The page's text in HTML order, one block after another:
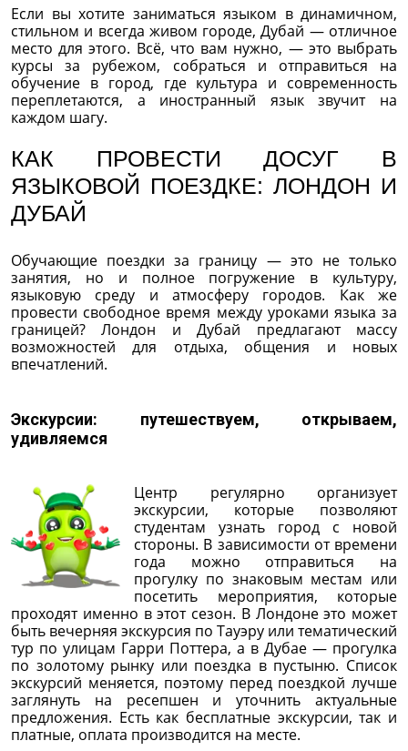
Если вы хотите заниматься языком в динамичном,
стильном и всегда живом городе, Дубай — отличное
место для этого. Всё, что вам нужно, — это выбрать
курсы за рубежом, собраться и отправиться на
обучение в город, где культура и современность
переплетаются, а иностранный язык звучит на
каждом шагу.
КАК ПРОВЕСТИ ДОСУГ В
ЯЗЫКОВОЙ ПОЕЗДКЕ: ЛОНДОН И
ДУБАЙ
Обучающие поездки за границу — это не только
занятия, но и полное погружение в культуру,
языковую среду и атмосферу городов. Как же
провести свободное время между уроками языка за
границей? Лондон и Дубай предлагают массу
возможностей для отдыха, общения и новых
впечатлений.
Экскурсии: путешествуем, открываем,
удивляемся
Центр регулярно организует
экскурсии, которые позволяют
студентам узнать город с новой
стороны. В зависимости от времени
года можно отправиться на
прогулку по знаковым местам или
посетить мероприятия, которые
проходят именно в этот сезон. В Лондоне это может
быть вечерняя экскурсия по Тауэру или тематический
тур по улицам Гарри Поттера, а в Дубае — прогулка
по золотому рынку или поездка в пустыню. Список
экскурсий меняется, поэтому перед поездкой лучше
заглянуть на ресепшен и уточнить актуальные
предложения. Есть как бесплатные экскурсии, так и
платные, оплата производится на месте.